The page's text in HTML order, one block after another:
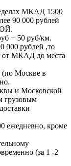
МКАД 1500
90 000 рублей
+ 50 руб/км.
000 рублей ,то
от МКАД до места
(по Москве в
и Московской
грузовым
ежедневно, кроме
(за 1 -2